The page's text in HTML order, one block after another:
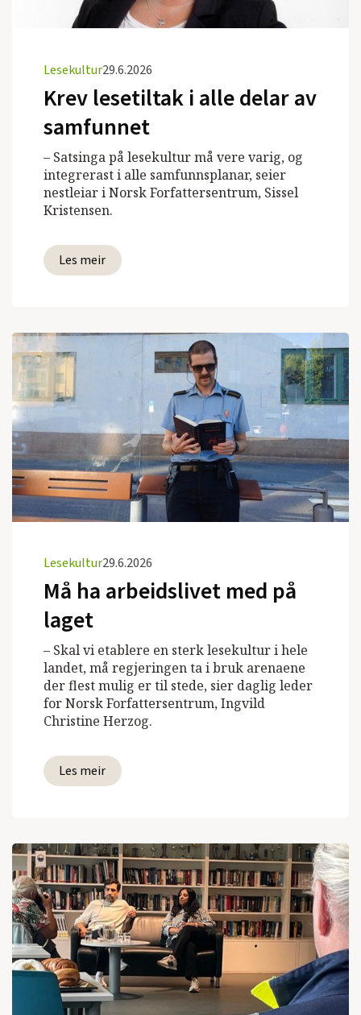
Lesekultur29.6.2026
Krev lesetiltak i alle delar av
samfunnet
– Satsinga på lesekultur må vere varig, og
integrerast i alle samfunnsplanar, seier
nestleiar i Norsk Forfattersentrum, Sissel
Kristensen.
Les meir
Lesekultur29.6.2026
Må ha arbeidslivet med på
laget
– Skal vi etablere en sterk lesekultur i hele
landet, må regjeringen ta i bruk arenaene
der flest mulig er til stede, sier daglig leder
for Norsk Forfattersentrum, Ingvild
Christine Herzog.
Les meir